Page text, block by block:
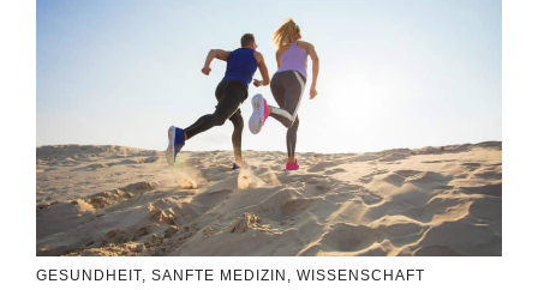
GESUNDHEIT, SANFTE MEDIZIN , WISSENSCHAFT